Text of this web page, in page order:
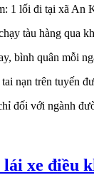
1 lối đi tại xã
tàu hàng qua
bình quân mỗi
nạn trên tuyến
đối với ngành
xe điều